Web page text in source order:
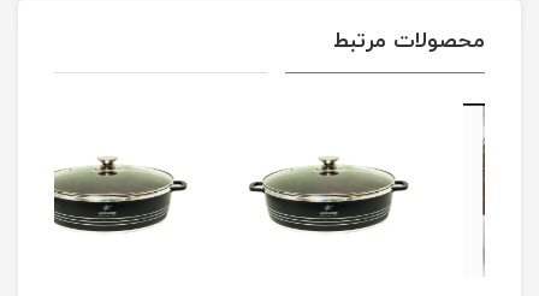
محصولات مرتبط